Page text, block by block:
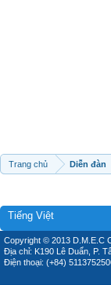
Trang chủ Diễn đàn
Tiếng Việt
Copyright © 2013 D.M.E.C
Địa chỉ: K190 Lê Duẩn, P.
Điện thoại: (+84)